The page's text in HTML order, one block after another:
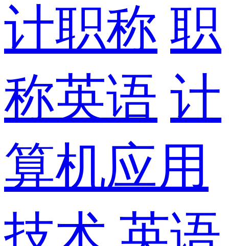
计职称 职
称英语 计
算机应用